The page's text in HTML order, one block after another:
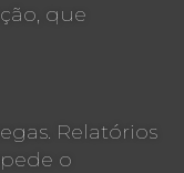
que
Relatórios
o